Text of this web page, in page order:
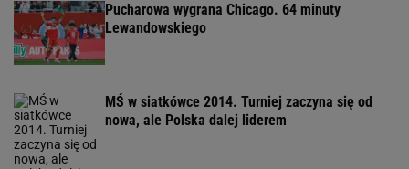
Pucharowa wygrana Chicago. 64 minuty
Lewandowskiego
MŚ w siatkówce 2014. Turniej zaczyna się od
nowa, ale Polska dalej liderem